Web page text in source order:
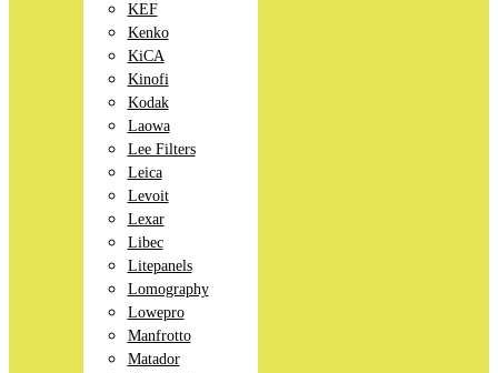
KEF
Kenko
KiCA
Kinofi
Kodak
Laowa
Lee Filters
Leica
Levoit
Lexar
Libec
Litepanels
Lomography
Lowepro
Manfrotto
Matador